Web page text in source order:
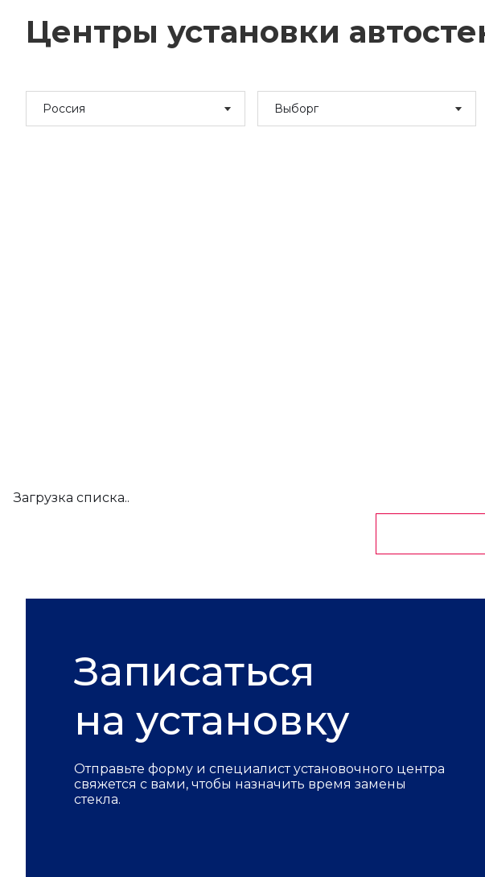
Центры установки
Россия Выборг
Загрузка списка..
Записаться
на установку
Отправьте форму и специалист установочного центра
свяжется с вами, чтобы назначить время замены
стекла.